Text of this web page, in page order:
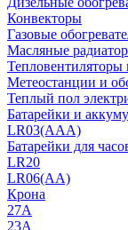
Конвекторы
Газовые
Масляные
Метеостанции и
Теплый пол
Батарейки и
LR03(AAA)
Батарейки для
LR20
LR06(AA)
Крона
27A
23A